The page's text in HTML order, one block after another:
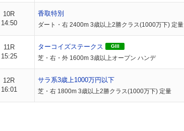
10R
14:50
香取特別
ダート・右 2400m 3歳以上2勝クラス(1000万下) 定量
11R
15:25
ターコイズステークス GIII
芝・右・外 1600m 3歳以上オープン ハンデ
12R
16:01
サラ系3歳上1000万円以下
芝・右 1800m 3歳以上2勝クラス(1000万下) 定量